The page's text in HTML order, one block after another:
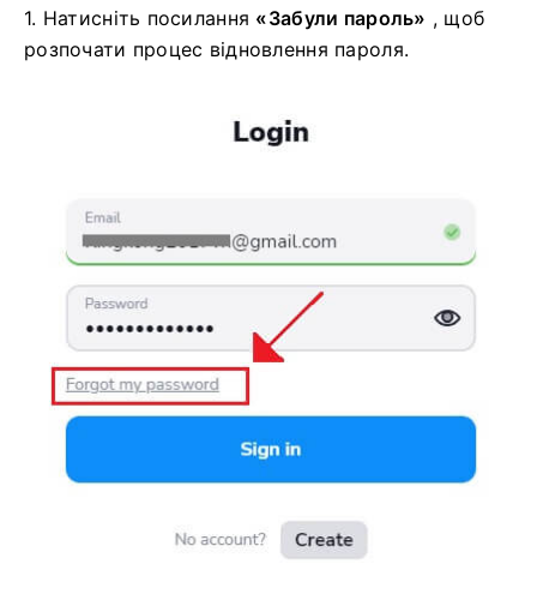
вашого облікового запису Stockity може бути
незручною. Однак Stockity розуміє, наскільки
користувацький досвід, тому пропонує надійний
процес відновлення пароля. Ви можете
Stockity та отримати доступ до важливих файлів
і ресурсів, дотримуючись інструкцій у цій статті.
1. Натисніть посилання «Забули пароль»
, щоб
розпочати процес відновлення пароля.